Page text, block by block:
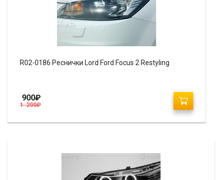
R02-0186 Реснички Lord Ford Focus 2 Restyling
1 200₽
900₽